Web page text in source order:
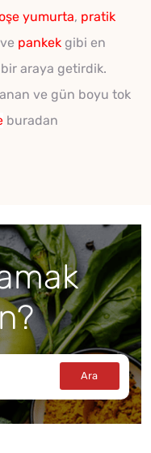
yumurta, pratik
ve pankek gibi en
araya getirdik.
ve gün boyu tok
buradan